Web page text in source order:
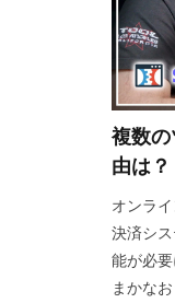
複数
由は？
オンラ
決済シ
能が必
まかな